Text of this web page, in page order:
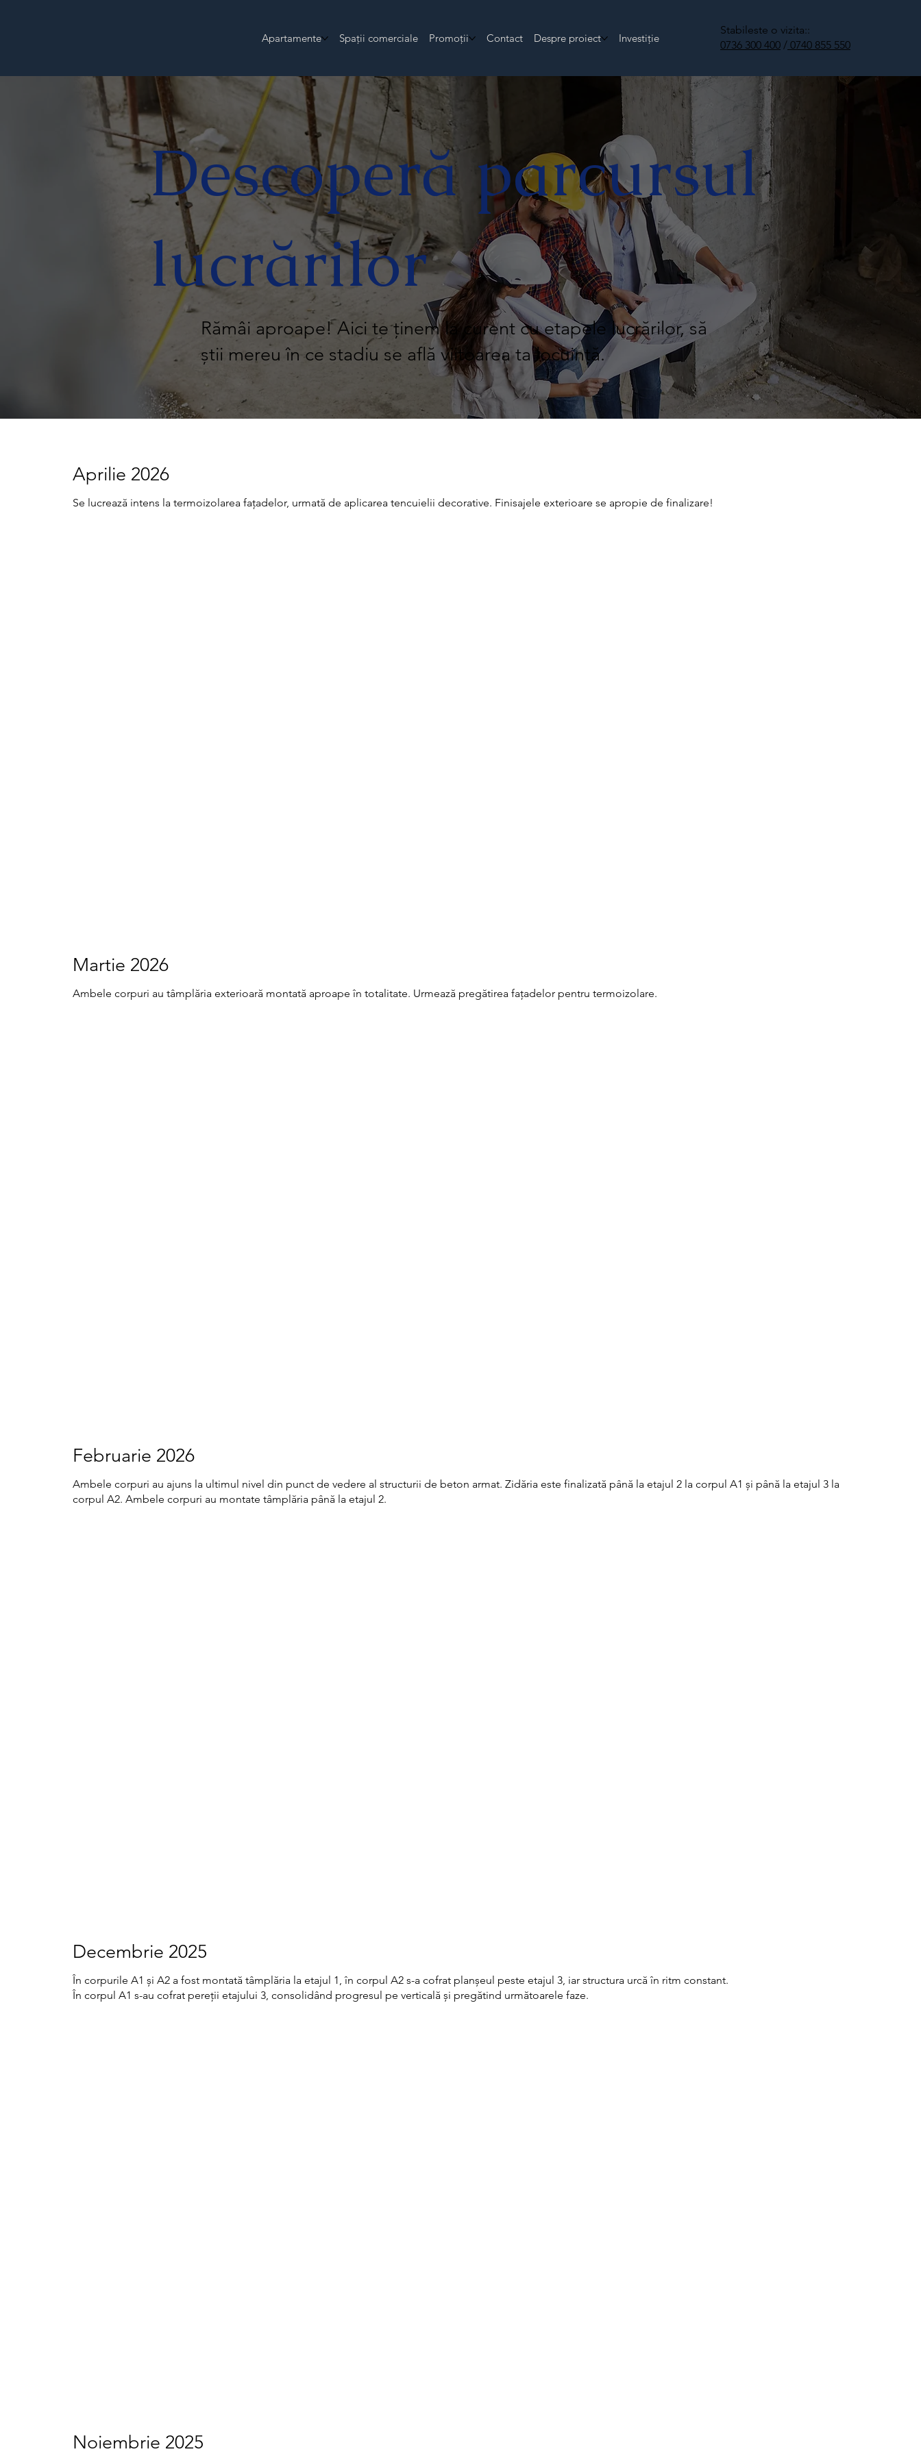
Apartamente Spații comerciale Promoții Contact Despre proiect Investiție
Stabileste o vizita::
0736 300 400 / 0740 855 550
Descoperă parcursul
lucrărilor
Rămâi aproape! Aici te ținem la curent cu etapele lucrărilor, să
știi mereu în ce stadiu se află viitoarea ta locuință.
Aprilie 2026
Se lucrează intens la termoizolarea fațadelor, urmată de aplicarea tencuielii decorative. Finisajele exterioare se apropie de finalizare!
Decembrie 2025
În corpurile A1 și A2 a fost montată tâmplăria la etajul 1, în corpul A2 s-a cofrat planșeul peste etajul 3, iar structura urcă în ritm constant.
În corpul A1 s-au cofrat pereții etajului 3, consolidând progresul pe verticală și pregătind următoarele faze.
Martie 2026
Ambele corpuri au tâmplăria exterioară montată aproape în totalitate. Urmează pregătirea fațadelor pentru termoizolare.
Februarie 2026
Ambele corpuri au ajuns la ultimul nivel din punct de vedere al structurii de beton armat. Zidăria este finalizată până la etajul 2 la corpul A1 și până la etajul 3 la
corpul A2. Ambele corpuri au montate tâmplăria până la etajul 2.
Noiembrie 2025